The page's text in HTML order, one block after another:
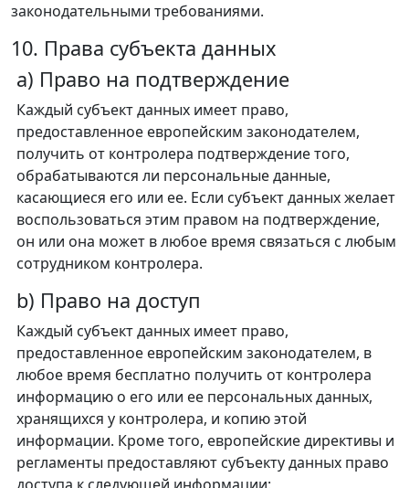
законодательными требованиями.
10. Права субъекта данных
a) Право на подтверждение
Каждый субъект данных имеет право,
предоставленное европейским законодателем,
получить от контролера подтверждение того,
обрабатываются ли персональные данные,
касающиеся его или ее. Если субъект данных желает
воспользоваться этим правом на подтверждение,
он или она может в любое время связаться с любым
сотрудником контролера.
b) Право на доступ
Каждый субъект данных имеет право,
предоставленное европейским законодателем, в
любое время бесплатно получить от контролера
информацию о его или ее персональных данных,
хранящихся у контролера, и копию этой
информации. Кроме того, европейские директивы и
регламенты предоставляют субъекту данных право